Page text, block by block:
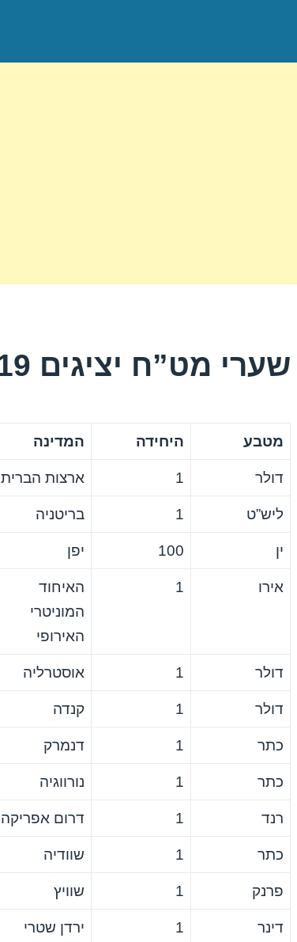
שערי מט”ח יציגים 15/10/2019
מטבע היחידה המדינה
דולר 1 ארצות הברית
ליש”ט 1 בריטניה
ין 100 יפן
אירו 1
האיחוד
המוניטרי
האירופי
דולר 1 אוסטרליה
דולר 1 קנדה
כתר 1 דנמרק
כתר 1 נורווגיה
רנד 1 דרום אפריקה
כתר 1 שוודיה
פרנק 1 שוויץ
דינר 1
ירדן שטרי